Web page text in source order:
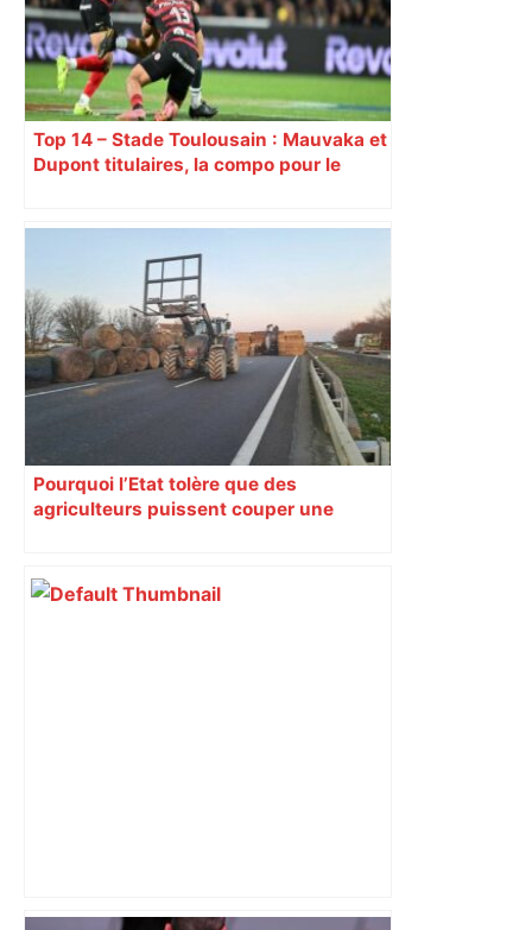
Top 14 – Stade Toulousain : Mauvaka et
Dupont titulaires, la compo pour le
Pourquoi l’Etat tolère que des
agriculteurs puissent couper une